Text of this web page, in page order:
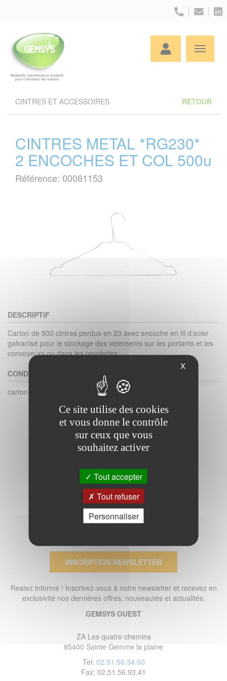
CINTRES ET ACCESSOIRES RETOUR
CINTRES METAL *RG230*
2 ENCOCHES ET COL 500u
Référence: 00081153
DESCRIPTIF
Carton de 500 cintres perdus en 23 avec encoche en fil d'acier
galvanisé pour le stockage des vetements sur les portants et les
convoyeurs ou dans les penderies
CONDITIONNEMENT
carton de 500
INSCRIPTION NEWSLETTER
Restez informé ! Inscrivez-vous à notre newsletter et recevez en
exclusivité nos dernières offres, nouveautés et actualités.
GEMSYS OUEST
ZA Les quatre chemins
85400 Sainte Gemme la plaine
Tel: 02.51.56.34.50
Fax: 02.51.56.93.41
X
Ce site utilise des cookies
et vous donne le contrôle
sur ceux que vous
souhaitez activer
Tout accepter
Tout refuser
Personnaliser